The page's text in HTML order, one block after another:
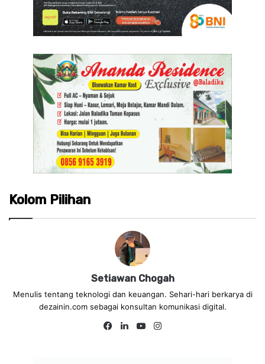
Kolom Pilihan
Setiawan Chogah
Menulis tentang teknologi dan keuangan. Sehari-hari berkarya di
dezainin.com sebagai konsultan komunikasi digital.
Fa
Lin
Yo